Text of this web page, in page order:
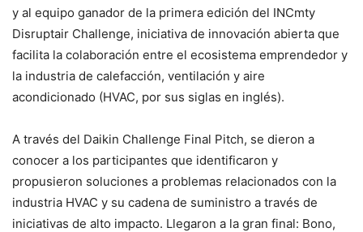
y al equipo ganador de la primera edición del INCmty
Disruptair Challenge, iniciativa de innovación abierta que
facilita la colaboración entre el ecosistema emprendedor y
la industria de calefacción, ventilación y aire
acondicionado (HVAC, por sus siglas en inglés).
A través del Daikin Challenge Final Pitch, se dieron a
conocer a los participantes que identificaron y
propusieron soluciones a problemas relacionados con la
industria HVAC y su cadena de suministro a través de
iniciativas de alto impacto. Llegaron a la gran final: Bono,